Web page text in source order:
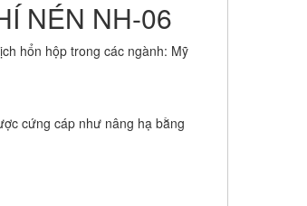
NÉN NH-06
hổn hộp trong các ngành: Mỹ
cứng cáp như nâng hạ bằng